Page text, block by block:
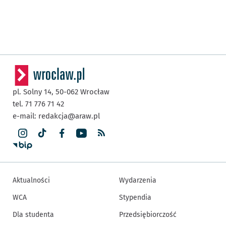
pl. Solny 14, 50-062 Wrocław
tel. 71 776 71 42
e-mail: redakcja@araw.pl
Aktualności
WCA
Dla studenta
Wydarzenia
Stypendia
Przedsiębiorczość